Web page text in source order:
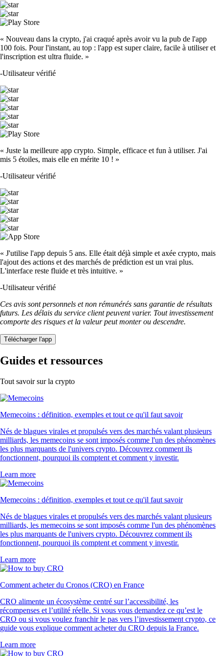
« Nouveau dans la crypto, j'ai craqué après avoir vu la pub de l'app
100 fois. Pour l'instant, au top : l'app est super claire, facile à utiliser et
l'inscription est ultra fluide. »
-Utilisateur vérifié
« Juste la meilleure app crypto. Simple, efficace et fun à utiliser. J'ai
mis 5 étoiles, mais elle en mérite 10 ! »
-Utilisateur vérifié
« J'utilise l'app depuis 5 ans. Elle était déjà simple et axée crypto, mais
l'ajout des actions et des marchés de prédiction est un vrai plus.
L'interface reste fluide et très intuitive. »
-Utilisateur vérifié
Ces avis sont personnels et non rémunérés sans garantie de résultats
futurs. Les délais du service client peuvent varier. Tout investissement
comporte des risques et la valeur peut monter ou descendre.
Télécharger l'app
Guides et ressources
Tout savoir sur la crypto
Memecoins : définition, exemples et tout ce qu'il faut savoir
Nés de blagues virales et propulsés vers des marchés valant plusieurs
milliards, les memecoins se sont imposés comme l'un des phénomènes
les plus marquants de l'univers crypto. Découvrez comment ils
fonctionnent, pourquoi ils comptent et comment y investir.
Learn more
Memecoins : définition, exemples et tout ce qu'il faut savoir
Nés de blagues virales et propulsés vers des marchés valant plusieurs
milliards, les memecoins se sont imposés comme l'un des phénomènes
les plus marquants de l'univers crypto. Découvrez comment ils
fonctionnent, pourquoi ils comptent et comment y investir.
Learn more
Comment acheter du Cronos (CRO) en France
CRO alimente un écosystème centré sur l’accessibilité, les
récompenses et l’utilité réelle. Si vous vous demandez ce qu’est le
CRO ou si vous voulez franchir le pas vers l’investissement crypto, ce
guide vous explique comment acheter du CRO depuis la France.
Learn more